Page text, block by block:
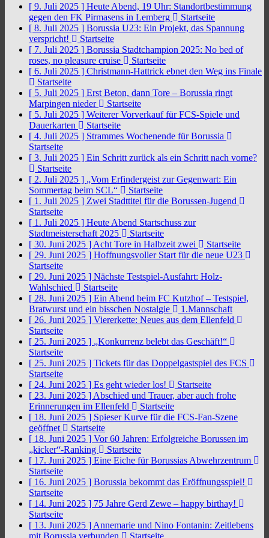
[ 9. Juli 2025 ] Heute Abend, 19 Uhr: Standortbestimmung
gegen den FK Pirmasens in Lemberg
Startseite
[ 8. Juli 2025 ] Borussia U23: Ein Projekt, das Spannung
verspricht!
Startseite
[ 7. Juli 2025 ] Borussia Stadtchampion 2025: No bed of
roses, no pleasure cruise
Startseite
[ 6. Juli 2025 ] Christmann-Hattrick ebnet den Weg ins Finale
Startseite
[ 5. Juli 2025 ] Erst Beton, dann Tore – Borussia ringt
Marpingen nieder
Startseite
[ 5. Juli 2025 ] Weiterer Vorverkauf für FCS-Spiele und
Dauerkarten
Startseite
[ 4. Juli 2025 ] Strammes Wochenende für Borussia
Startseite
[ 3. Juli 2025 ] Ein Schritt zurück als ein Schritt nach vorne?
Startseite
[ 2. Juli 2025 ] „Vom Erfindergeist zur Gegenwart: Ein
Sommertag beim SCL“
Startseite
[ 1. Juli 2025 ] Zwei Stadttitel für die Borussen-Jugend
Startseite
[ 1. Juli 2025 ] Heute Abend Startschuss zur
Stadtmeisterschaft 2025
Startseite
[ 30. Juni 2025 ] Acht Tore in Halbzeit zwei
Startseite
[ 29. Juni 2025 ] Hoffnungsvoller Start für die neue U23
Startseite
[ 29. Juni 2025 ] Nächste Testspiel-Ausfahrt: Holz-
Wahlschied
Startseite
[ 28. Juni 2025 ] Ein Abend beim FC Kutzhof – Testspiel,
Bratwurst und ein bisschen Nostalgie
1.Mannschaft
[ 26. Juni 2025 ] Viererkette: Neues aus dem Ellenfeld
Startseite
[ 25. Juni 2025 ] „Konkurrenz belebt das Geschäft!“
Startseite
[ 25. Juni 2025 ] Tickets für das Doppelgastspiel des FCS
Startseite
[ 24. Juni 2025 ] Es geht wieder los!
Startseite
[ 23. Juni 2025 ] Abschied und Trauer, aber auch frohe
Erinnerungen im Ellenfeld
Startseite
[ 18. Juni 2025 ] Spieser Kurve für die FCS-Fan-Szene
geöffnet
Startseite
[ 18. Juni 2025 ] Vor 60 Jahren: Erfolgreiche Borussen im
„kicker“-Ranking
Startseite
[ 17. Juni 2025 ] Eine Eiche für Borussias Abwehrzentrum
Startseite
[ 16. Juni 2025 ] Borussia bekommt das Eröffnungsspiel!
Startseite
[ 14. Juni 2025 ] 75 Jahre Gerd Zewe – happy birthay!
Startseite
[ 13. Juni 2025 ] Annemarie und Nino Fontanin: Zeitlebens
mit Borussia verbunden
Startseite